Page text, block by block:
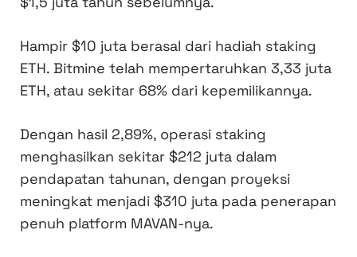
Hampir $10 juta berasal dari hadiah staking
ETH. Bitmine telah mempertaruhkan 3,33 juta
ETH, atau sekitar 68% dari kepemilikannya.
Dengan hasil 2,89%, operasi staking
menghasilkan sekitar $212 juta dalam
pendapatan tahunan, dengan proyeksi
meningkat menjadi $310 juta pada penerapan
penuh platform MAVAN-nya.